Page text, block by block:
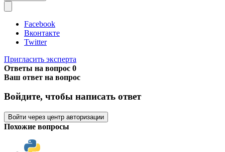
Facebook
Вконтакте
Twitter
Пригласить эксперта
Ответы на вопрос 0
Ваш ответ на вопрос
Войдите, чтобы написать ответ
Войти через центр авторизации
Похожие вопросы